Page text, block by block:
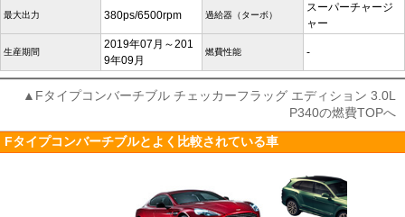
最大出力 380ps/6500rpm 過給器（ターボ）
スーパーチャージ
ャー
生産期間
2019年07月～201
9年09月
燃費性能 -
▲Fタイプコンバーチブル チェッカーフラッグ エディション 3.0L
P340の燃費TOPへ
Fタイプコンバーチブルとよく比較されている車